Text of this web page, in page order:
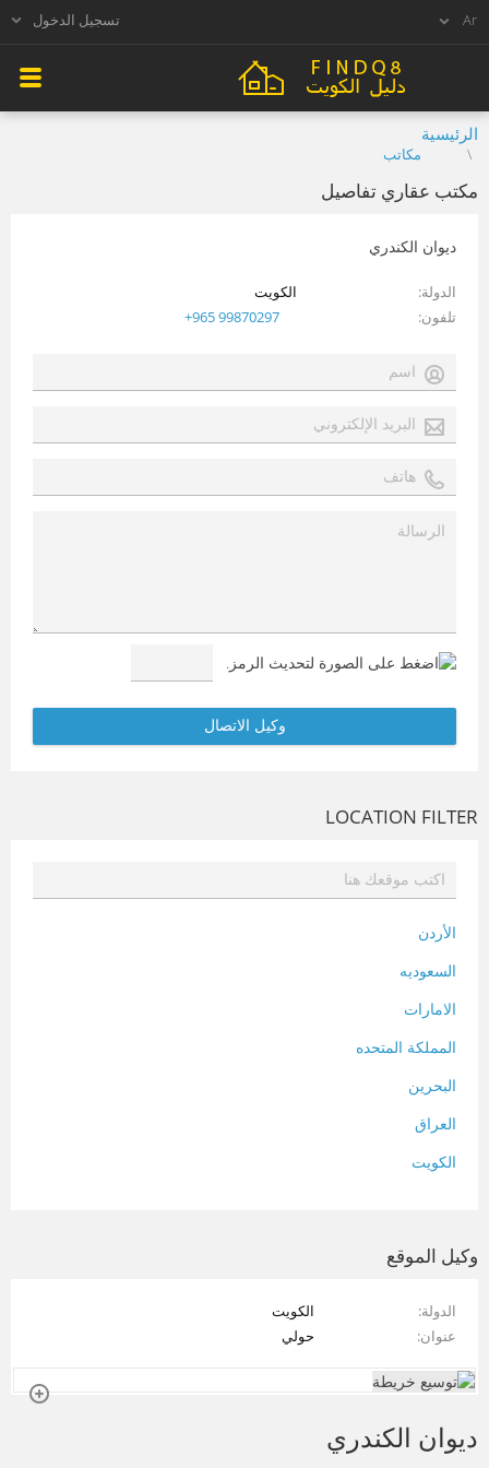
تسجيل الدخول
الرئيسية
مكاتب
مكتب عقاري تفاصيل
ديوان الكندري
الدولة
الكويت
تلفون
+965 99870297
LOCATION FILTER
الأردن
السعوديه
الامارات
المملكة المتحده
البحرين
العراق
الكويت
فلسطين
سوريا
تونس
وكيل الموقع
الدولة
الكويت
عنوان
حولي
ديوان الكندري